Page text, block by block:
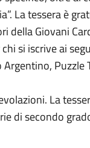
La tessera è
della Giovani
si iscrive ai
Puzzle
La
di secondo